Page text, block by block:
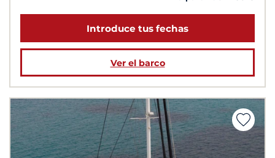
Introduce tus fechas
Ver el barco